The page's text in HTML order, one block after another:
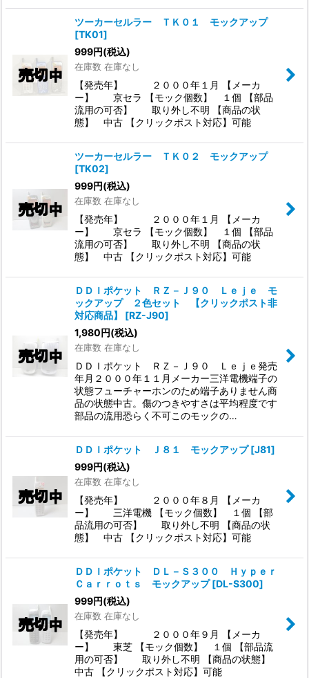
ツーカーセルラー ＴＫ０１ モックアップ
[TK01]
999円(税込)
在庫数 在庫なし
【発売年】 ２０００年１月 【メーカ
ー】 京セラ 【モック個数】 １個 【部品
流用の可否】 取り外し不明 【商品の状
態】 中古 【クリックポスト対応】可能
ツーカーセルラー ＴＫ０２ モックアップ
[TK02]
999円(税込)
在庫数 在庫なし
【発売年】 ２０００年１月 【メーカ
ー】 京セラ 【モック個数】 １個 【部品
流用の可否】 取り外し不明 【商品の状
態】 中古 【クリックポスト対応】可能
ＤＤＩポケット ＲＺ－Ｊ９０ Ｌｅｊｅ モ
ックアップ ２色セット 【クリックポスト非
対応商品】
[RZ-J90]
1,980円(税込)
在庫数 在庫なし
ＤＤＩポケット ＲＺ－Ｊ９０ Ｌｅｊｅ発売
年月２０００年１１月メーカー三洋電機端子の
状態フューチャーホンのため端子ありません商
品の状態中古。傷のつきやすさは平均程度です
部品の流用恐らく不可このモックの…
ＤＤＩポケット Ｊ８１ モックアップ [J81]
999円(税込)
在庫数 在庫なし
【発売年】 ２０００年８月 【メーカ
ー】 三洋電機 【モック個数】 １個 【部
品流用の可否】 取り外し不明 【商品の状
態】 中古 【クリックポスト対応】可能
ＤＤＩポケット ＤＬ－Ｓ３００ Ｈｙｐｅｒ
Ｃａｒｒｏｔｓ モックアップ [DL-S300]
999円(税込)
在庫数 在庫なし
【発売年】 ２０００年９月 【メーカ
ー】 東芝 【モック個数】 １個 【部品流
用の可否】 取り外し不明 【商品の状態】
中古 【クリックポスト対応】可能